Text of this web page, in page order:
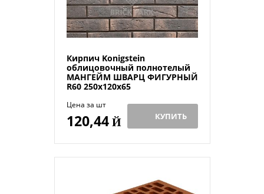
Кирпич Konigstein
облицовочный полнотелый
МАНГЕЙМ ШВАРЦ ФИГУРНЫЙ
R60 250х120х65
Цена за шт
120,44Й КУПИТЬ